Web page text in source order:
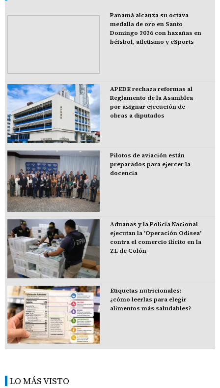
Panamá alcanza su octava
medalla de oro en Santo
Domingo 2026 con hazañas en
béisbol, atletismo y eSports
APEDE rechaza reformas al
Reglamento de la Asamblea
por asignar ejecución de
obras a diputados
Pilotos de aviación están
preparados para ejercer la
docencia
Aduanas y la Policía Nacional
ejecutan la 'Operación Odisea'
contra el comercio ilícito en la
ZL de Colón
Etiquetas nutricionales:
¿cómo leerlas para elegir
alimentos más saludables?
LO MÁS VISTO